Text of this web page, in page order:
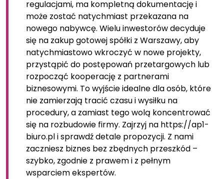
regulacjami, ma kompletną dokumentację i
może zostać natychmiast przekazana na
nowego nabywcę. Wielu inwestorów decyduje
się na zakup gotowej spółki z Warszawy, aby
natychmiastowo wkroczyć w nowe projekty,
przystąpić do postępowań przetargowych lub
rozpocząć kooperację z partnerami
biznesowymi. To wyjście idealne dla osób, które
nie zamierzają tracić czasu i wysiłku na
procedury, a zamiast tego wolą koncentrować
się na rozbudowie firmy. Zajrzyj na https://ap1-
biuro.pl i sprawdź detale propozycji. Z nami
zaczniesz biznes bez zbędnych przeszkód –
szybko, zgodnie z prawem i z pełnym
wsparciem ekspertów.